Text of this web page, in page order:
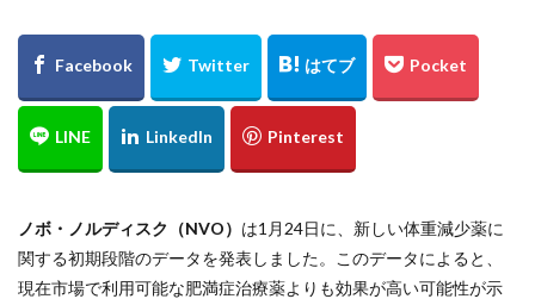
ノボ・ノルディスク（NVO） は1月24日に、新しい体重減少薬に
関する初期段階のデータを発表しました。このデータによると、
現在市場で利用可能な肥満症治療薬よりも効果が高い可能性が示